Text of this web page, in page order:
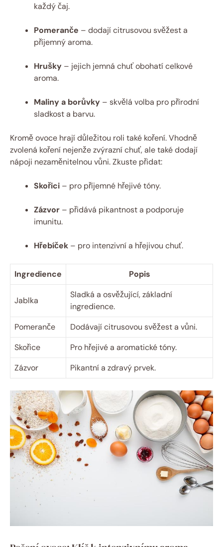
každý čaj.
Pomeranče – dodají citrusovou svěžest a
příjemný aroma.
Hrušky – jejich jemná chuť obohatí celkové
aroma.
Maliny a borůvky – skvělá volba pro přírodní
sladkost a barvu.
Kromě ovoce hrají důležitou roli také koření. Vhodně
zvolená koření nejenže zvýrazní chuť, ale také dodají
nápoji nezaměnitelnou vůni. Zkuste přidat:
Skořici – pro příjemné hřejivé tóny.
Zázvor – přidává pikantnost a podporuje
imunitu.
Hřebíček – pro intenzivní a hřejivou chuť.
Ingredience Popis
Jablka
Sladká a osvěžující, základní
ingredience.
Pomeranče
Dodávají citrusovou svěžest a vůni.
Skořice
Pro hřejivé a aromatické tóny.
Zázvor
Pikantní a zdravý prvek.